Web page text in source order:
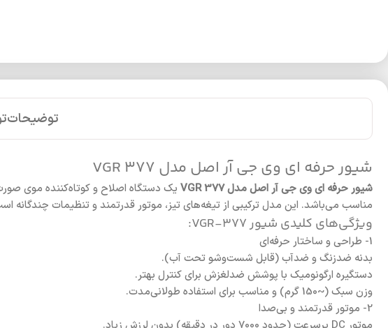
توضیحات
شیور حرفه ای وی جی آر اصل مدل VGR 377
شیور حرفه ای وی جی آر اصل مدل VGR 377
یک دستگاه اصلاح و کوتاه‌کننده موی
مناسب می‌باشد. این مدل ترکیبی از تیغه‌های تیز، موتور قدرتمند و تنظیمات چندگانه
ویژگی‌های کلیدی شیور VGR-377:
1- طراحی و ساختار حرفه‌ای
بدنه ضدزنگ و ضدآب (قابل شست‌وشو تحت آب).
دستگیره ارگونومیک با پوشش ضدلغزش برای کنترل بهتر.
وزن سبک (~150 گرم) و مناسب برای استفاده طولانی‌مدت.
2- موتور قدرتمند و بی‌صدا